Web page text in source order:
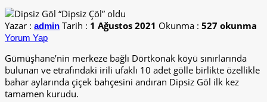
Yazar : admin Tarih : 1 Ağustos 2021 Okunma : 527 okunma
Yorum Yap
Gümüşhane’nin merkeze bağlı Dörtkonak köyü sınırlarında
bulunan ve etrafındaki irili ufaklı 10 adet gölle birlikte özellikle
bahar aylarında çiçek bahçesini andıran Dipsiz Göl ilk kez
tamamen kurudu.